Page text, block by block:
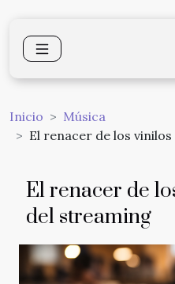
Inicio
Música
El renacer de los
El renacer de
del streaming